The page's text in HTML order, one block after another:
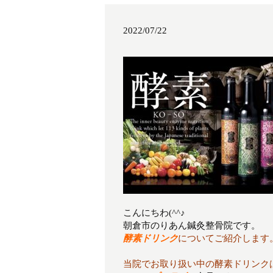
2022/07/22
こんにちわ(^^♪
朝倉市のりあん鍼灸整骨院です。
酵素ドリンクについてご紹介します
当院でお取り扱い中の酵素ドリンク